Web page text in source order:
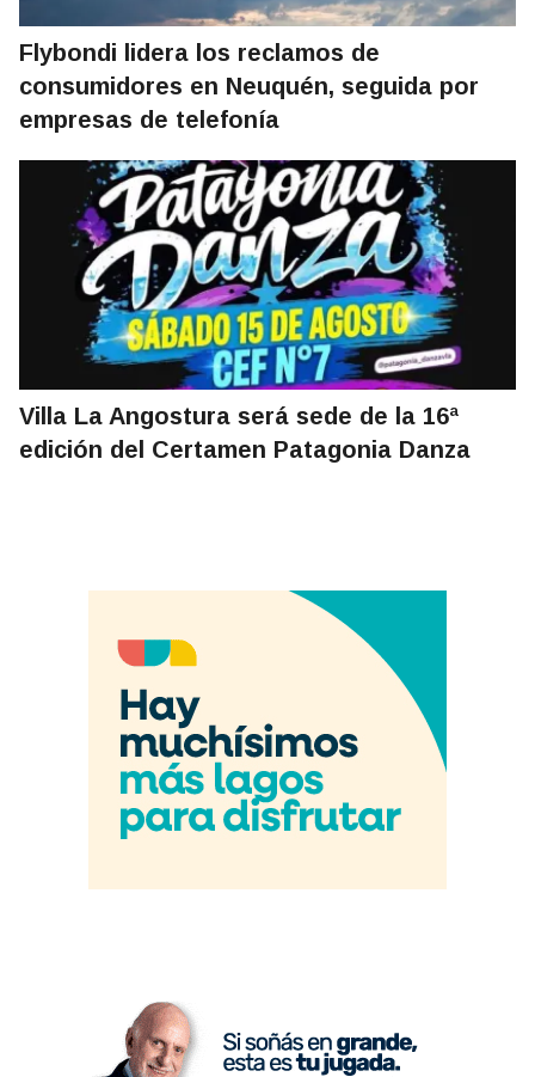
Flybondi lidera los reclamos de
consumidores en Neuquén, seguida por
empresas de telefonía
Villa La Angostura será sede de la 16ª
edición del Certamen Patagonia Danza